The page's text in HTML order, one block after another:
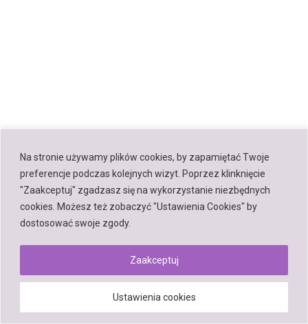
Na stronie używamy plików cookies, by zapamiętać Twoje
preferencje podczas kolejnych wizyt. Poprzez klinknięcie
"Zaakceptuj" zgadzasz się na wykorzystanie niezbędnych
cookies. Możesz też zobaczyć "Ustawienia Cookies" by
dostosować swoje zgody.
Ustawienia cookies
Zaakceptuj